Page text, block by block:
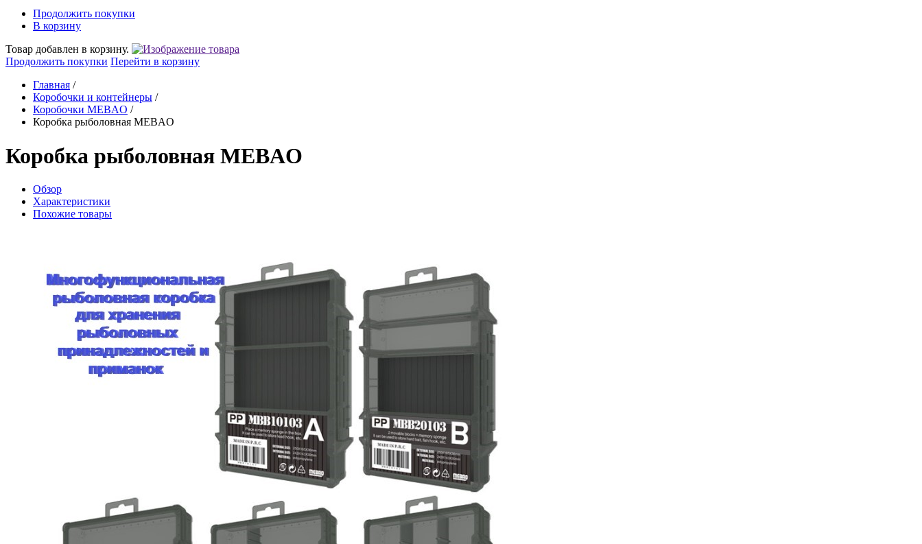
Продолжить покупки
В корзину
Товар добавлен в корзину.
Продолжить покупки Перейти в корзину
Главная /
Коробочки и контейнеры /
Коробочки MEBAO /
Коробка рыболовная MEBAO
Коробка рыболовная MEBAO
Обзор
Характеристики
Похожие товары